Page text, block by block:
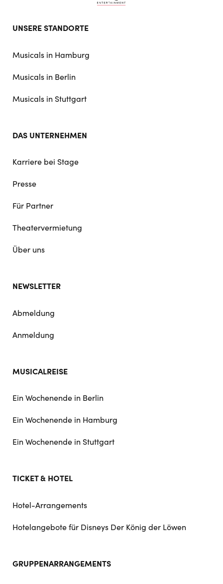
UNSERE STANDORTE
Musicals in Hamburg
Musicals in Berlin
Musicals in Stuttgart
DAS UNTERNEHMEN
Karriere bei Stage
Presse
Für Partner
Theatervermietung
Über uns
NEWSLETTER
Abmeldung
Anmeldung
MUSICALREISE
Ein Wochenende in Berlin
Ein Wochenende in Hamburg
Ein Wochenende in Stuttgart
TICKET & HOTEL
Hotel-Arrangements
Hotelangebote für Disneys Der König der Löwen
GRUPPENARRANGEMENTS